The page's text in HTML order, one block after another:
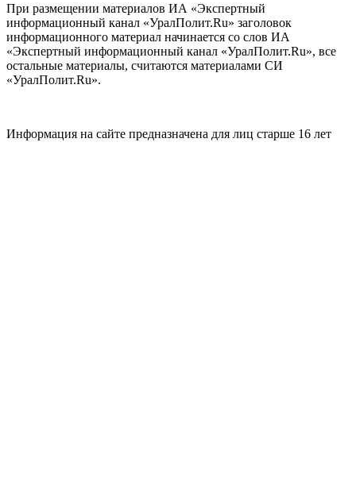
При размещении материалов ИА «Экспертный
информационный канал «УралПолит.Ru» заголовок
информационного материал начинается со слов ИА
«Экспертный информационный канал «УралПолит.Ru», все
остальные материалы, считаются материалами СИ
«УралПолит.Ru».
Информация на сайте предназначена для лиц старше 16 лет